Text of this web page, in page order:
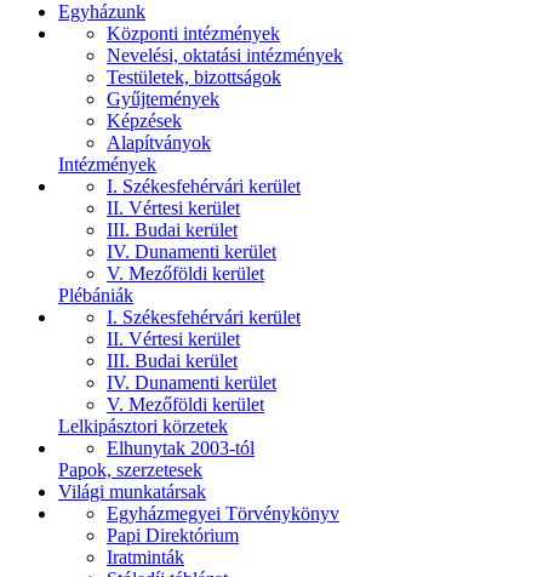
Egyházunk
Központi intézmények
Nevelési, oktatási intézmények
Testületek, bizottságok
Gyűjtemények
Képzések
Alapítványok
Intézmények
I. Székesfehérvári kerület
II. Vértesi kerület
III. Budai kerület
IV. Dunamenti kerület
V. Mezőföldi kerület
Plébániák
I. Székesfehérvári kerület
II. Vértesi kerület
III. Budai kerület
IV. Dunamenti kerület
V. Mezőföldi kerület
Lelkipásztori körzetek
Elhunytak 2003-tól
Papok, szerzetesek
Világi munkatársak
Egyházmegyei Törvénykönyv
Papi Direktórium
Iratminták